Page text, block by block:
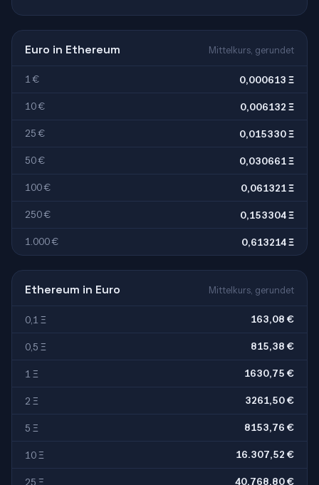
Euro in Ethereum Mittelkurs, gerundet
1 € 0,000613 Ξ
10 € 0,006132 Ξ
25 € 0,015330 Ξ
50 € 0,030661 Ξ
100 € 0,061321 Ξ
250 € 0,153304 Ξ
1.000 € 0,613214 Ξ
Ethereum in Euro Mittelkurs, gerundet
0,1 Ξ 163,08 €
0,5 Ξ 815,38 €
1 Ξ 1630,75 €
2 Ξ 3261,50 €
5 Ξ 8153,76 €
10 Ξ 16.307,52 €
25 Ξ 40.768,80 €